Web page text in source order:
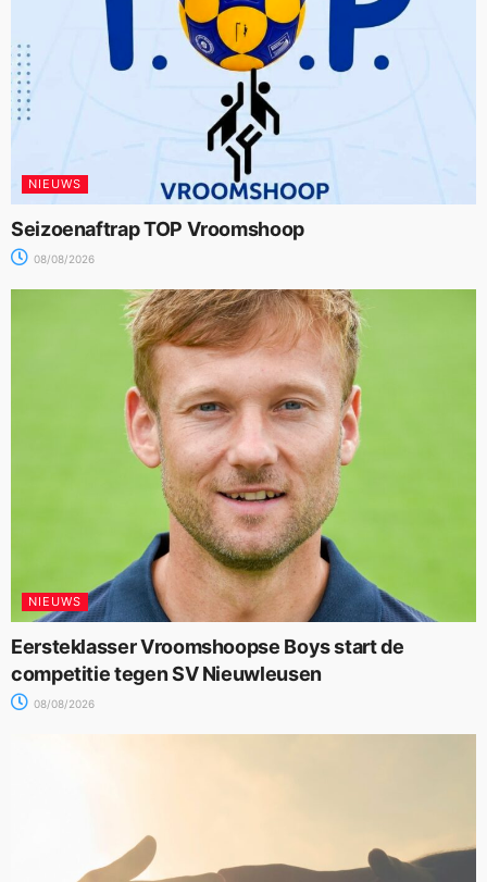
NIEUWS
Seizoenaftrap TOP Vroomshoop
08/08/2026
NIEUWS
Eersteklasser Vroomshoopse Boys start de
competitie tegen SV Nieuwleusen
08/08/2026